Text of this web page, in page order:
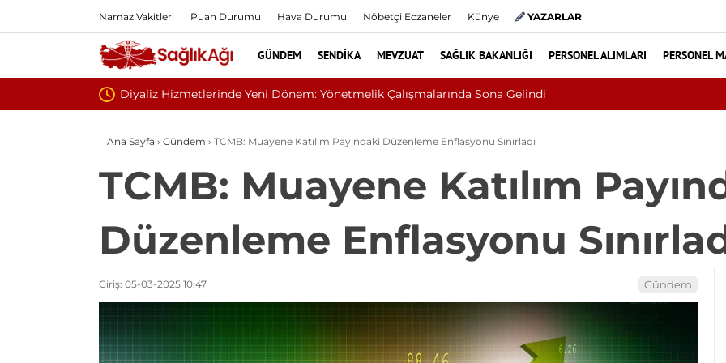
Namaz Vakitleri Puan Durumu Hava Durumu Nöbetçi Eczaneler Künye YAZARLAR
GÜNDEM SENDIKA MEVZUAT SAĞLIK BAKANLIĞI PERSONEL ALIMLARI PERSONEL
Sivilce Sandı, Cilt Kanseri Çıktı: Ameliyattan 60 Dikişle Uyandı
Ana Sayfa › Gündem › TCMB: Muayene Katılım Payındaki Düzenleme Enflasyonu Sınırladı
TCMB: Muayene Katılım
Düzenleme Enflasyonu
Giriş: 05-03-2025 10:47 Gündem